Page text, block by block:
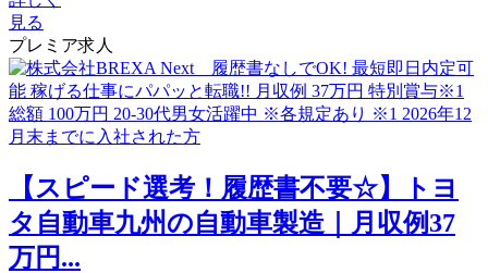
見る
プレミア求人
【スピード選考！履歴書不要☆】トヨ
タ自動車九州の自動車製造｜月収例37
万円...